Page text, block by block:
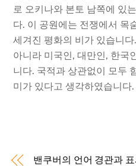
로 오키나와 본토 남쪽에 있
다. 이 공원에는 전쟁에서 목
세겨진 평화의 비가 있습니
아니라 미국인, 대만인, 한국
니다. 국적과 상관없이 모두
미가 있다고 생각하였습니다.
밴쿠버의 언어 경관과